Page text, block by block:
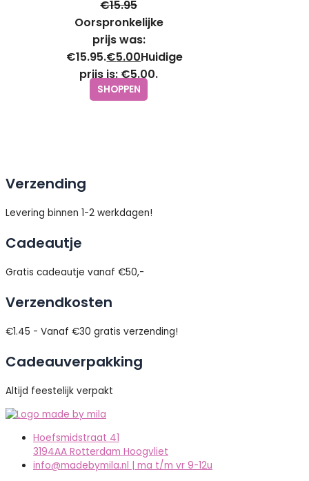
pink- Go
Dutch label
€15.95
Oorspronkelijke
prijs was:
€15.95.€5.00Huidige
prijs is: €5.00.
SHOPPEN
Verzending
Levering binnen 1-2 werkdagen!
Cadeautje
Gratis cadeautje vanaf €50,-
Verzendkosten
€1.45 - Vanaf €30 gratis verzending!
Cadeauverpakking
Altijd feestelijk verpakt
Hoefsmidstraat 41
3194AA Rotterdam Hoogvliet
info@madebymila.nl | ma t/m vr 9-12u